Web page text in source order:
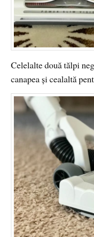
Celelalte două tălpi
canapea și cealaltă